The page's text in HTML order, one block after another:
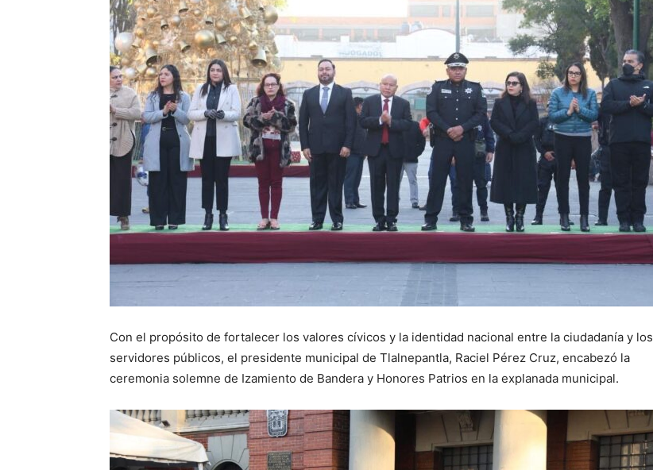
Con el propósito de fortalecer los valores cívicos y la identidad nacional entre la ciudadanía y los
servidores públicos, el presidente municipal de Tlalnepantla, Raciel Pérez Cruz, encabezó la
ceremonia solemne de Izamiento de Bandera y Honores Patrios en la explanada municipal.